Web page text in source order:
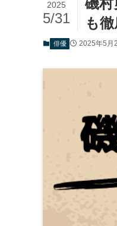
磯
も徹
2025
5/31
俳優 2025年5月